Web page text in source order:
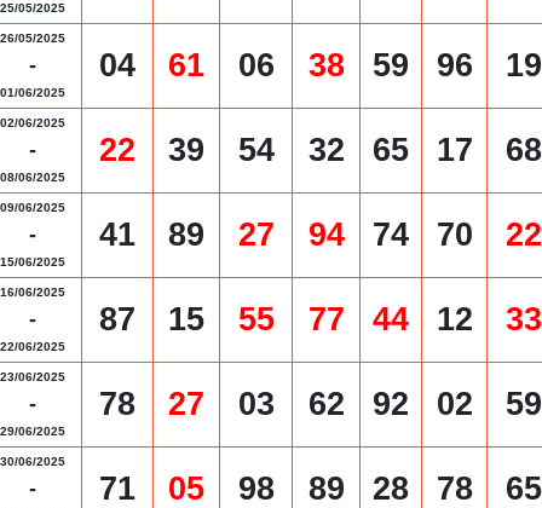
25/05/2025
26/05/2025
-
01/06/2025
04 61 06 38 59 96 19
02/06/2025
-
08/06/2025
22 39 54 32 65 17 68
09/06/2025
-
15/06/2025
41 89 27 94 74 70 22
16/06/2025
-
22/06/2025
87 15 55 77 44 12 33
23/06/2025
-
29/06/2025
78 27 03 62 92 02 59
30/06/2025
- 71 05 98 89 28 78 65